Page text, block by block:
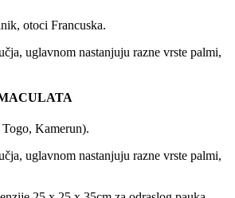
otoci Francuska.
uglavnom nastanjuju razne vrste palmi,
Kamerun).
uglavnom nastanjuju razne vrste palmi,